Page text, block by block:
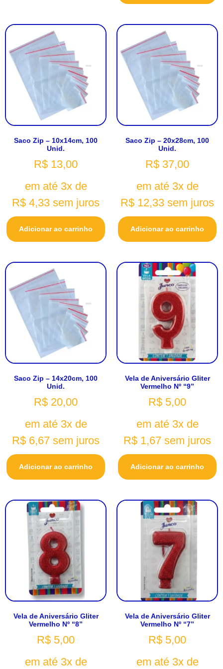
Saco Zip – 10x14cm, 100
Unid.
R$ 13,00
em até 3x de
R$ 4,33 sem juros
Adicionar ao carrinho
Saco Zip – 20x28cm, 100
Unid.
R$ 37,00
em até 3x de
R$ 12,33 sem juros
Adicionar ao carrinho
Saco Zip – 14x20cm, 100
Unid.
R$ 20,00
em até 3x de
R$ 6,67 sem juros
Adicionar ao carrinho
Vela de Aniversário Gliter
Vermelho Nº “9”
R$ 5,00
em até 3x de
R$ 1,67 sem juros
Adicionar ao carrinho
Vela de Aniversário Gliter
Vermelho Nº “8”
R$ 5,00
em até 3x de
Vela de Aniversário Gliter
Vermelho Nº “7”
R$ 5,00
em até 3x de